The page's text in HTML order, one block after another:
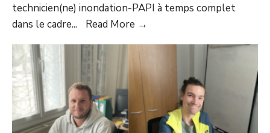
technicien(ne) inondation-PAPI à temps complet
dans le cadre... Read More →